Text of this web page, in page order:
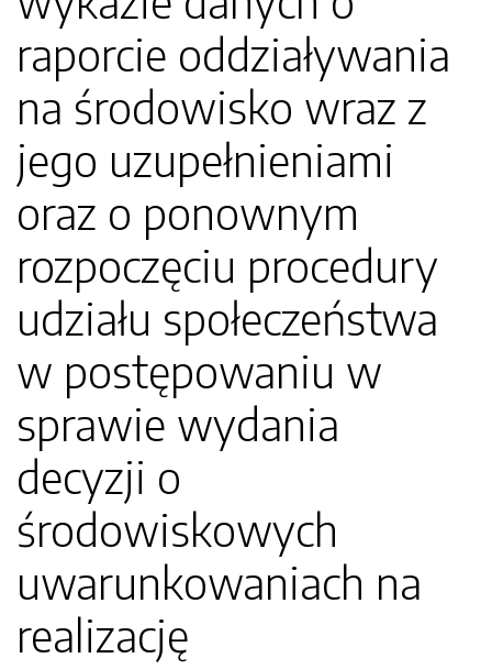
raporcie oddziaływania
na środowisko wraz z
jego uzupełnieniami
oraz o ponownym
rozpoczęciu procedury
udziału społeczeństwa
w postępowaniu w
sprawie wydania
decyzji o
środowiskowych
uwarunkowaniach na
realizację